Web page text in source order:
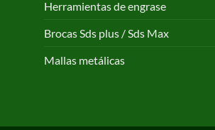
Herramientas de engrase
Brocas Sds plus / Sds Max
Mallas metálicas